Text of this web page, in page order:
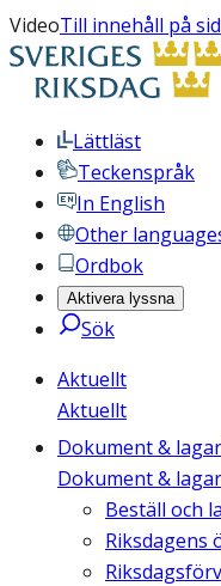
VideoTill innehåll på
Lättläst
Teckenspråk
In English
Other
Ordbok
Aktivera lyssna
Sök
Aktuellt
Aktuellt
Dokument & lagar
Dokument & lagar
Beställ och
Riksdagens